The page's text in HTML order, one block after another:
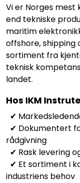
Vi er Norges
end tekniske
maritim
offshore,
sortiment fra
teknisk
landet.
Hos IKM
✔
✔ Dokumentert
rådgivning
✔ Rask levering
✔ Et sortiment i
industriens behov
Miljø og sikkerhet
Kalibratorer
Termografi
Navigasjon &
Maskinvern &
Tilbehør